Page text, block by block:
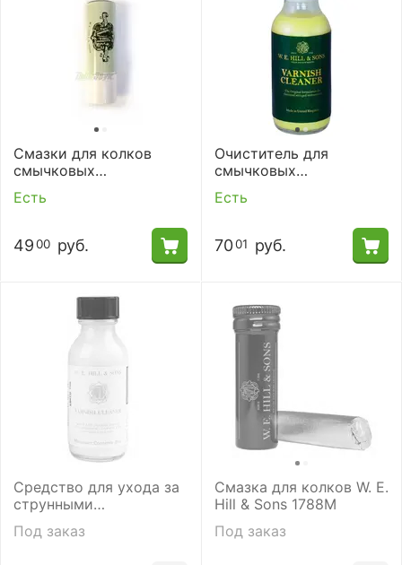
Смазки для колков
смычковых
инструментов W.E HILL
ANS SONS ZW-97
Есть
4900 руб.
Очиститель для
смычковых
инструментов Hill &
Sons 1785M
Есть
7001 руб.
Средство для ухода за
струнными
Hill & Sons Emulsion
Под заказ
Смазка для колков W. E.
Hill & Sons 1788M
Под заказ